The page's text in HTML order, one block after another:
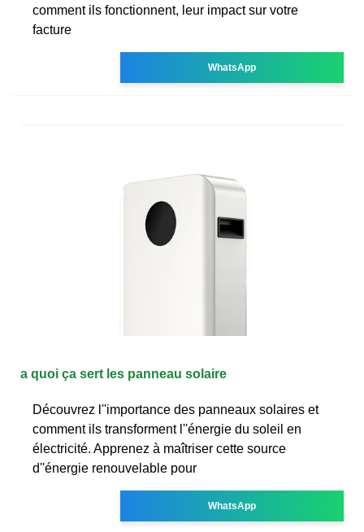
comment ils fonctionnent, leur impact sur votre
facture
WhatsApp
a quoi ça sert les panneau solaire
Découvrez l''importance des panneaux solaires et
comment ils transforment l''énergie du soleil en
électricité. Apprenez à maîtriser cette source
d''énergie renouvelable pour
WhatsApp